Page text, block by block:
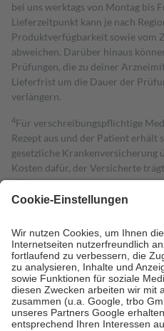
bei uns werktags von Montag bis
Lieferzeitpunkt kann je nach
Produktverfügbarkeit sowie vom
abweichen. Darüber hinaus
Prüfungen, die zu deiner
Lieferfrist um die Dauer der
verlängern.
4Für verschreibungspflichtige
Rezept aus und der Patient erhält
gesetzliche Krankenversicherung
Kosten dafür, der Versicherte
mit.
Grundsätzlich leisten Mitglieder
höchstens zehn Euro.
Es sind
Kosten der Leistung zu entrichten.
Diese Regeln gelten
Bei Heilmitteln und häuslicher
Zuzahlung zehn Prozent der
Verordnung.
Um das Engagement der